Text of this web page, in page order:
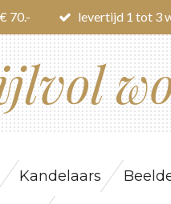
70.- levertijd 1 tot 3
Kandelaars